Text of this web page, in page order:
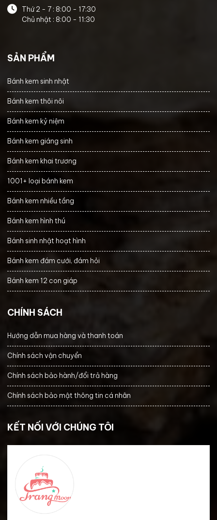
Thứ 2 - 7 : 8:00 - 17:30
Chủ nhật : 8:00 - 11:30
SẢN PHẨM
Bánh kem sinh nhật
Bánh kem thôi nôi
Bánh kem kỷ niệm
Bánh kem giáng sinh
Bánh kem khai trương
1001+ loại bánh kem
Bánh kem nhiều tầng
Bánh kem hình thú
Bánh sinh nhật hoạt hình
Bánh kem đám cưới, đám hỏi
Bánh kem 12 con giáp
CHÍNH SÁCH
Hướng dẫn mua hàng và thanh toán
Chính sách vận chuyển
Chính sách bảo hành/đổi trả hàng
Chính sách bảo mật thông tin cá nhân
KẾT NỐI VỚI CHÚNG TÔI